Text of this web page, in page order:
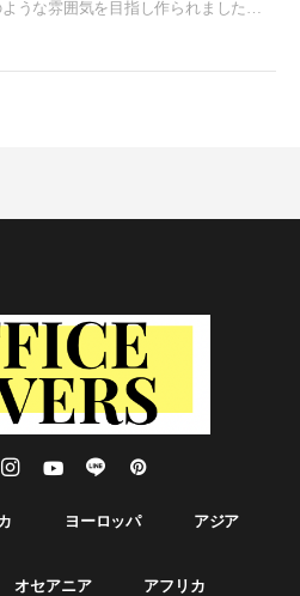
うな雰囲気を目指し作られました。
トリア・ウィーンにあるソフトウェア
の使用によってされています。自然
ため、このスペースは社員が定期的
離れ、より多くのコラボレーション
、ウィーンの街並みを再現したミー
ェテリアも設置され、"人々の分離"よ
。開かれた場所に周期的に配置された
しています。全体として、健康的な
ペースによるコラボレーションの奨
間取り図 https://youtu.be/TUmYc_28A2E [ad_block id="1970"]
ヨーロッパ アジア
オセアニア アフリカ